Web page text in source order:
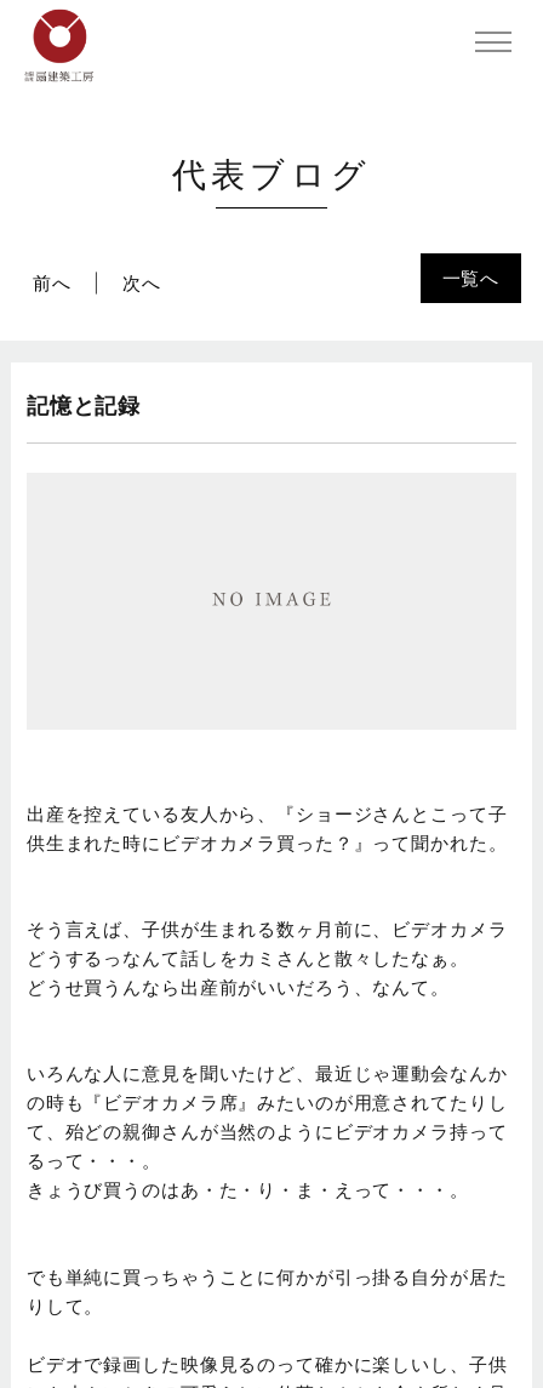
代表ブログ
一覧へ
前へ 次へ
記憶と記録
出産を控えている友人から、『ショージさんとこって子
供生まれた時にビデオカメラ買った？』って聞かれた。
そう言えば、子供が生まれる数ヶ月前に、ビデオカメラ
どうするっなんて話しをカミさんと散々したなぁ。
どうせ買うんなら出産前がいいだろう、なんて。
いろんな人に意見を聞いたけど、最近じゃ運動会なんか
の時も『ビデオカメラ席』みたいのが用意されてたりし
て、殆どの親御さんが当然のようにビデオカメラ持って
るって・・・。
きょうび買うのはあ・た・り・ま・えって・・・。
でも単純に買っちゃうことに何かが引っ掛る自分が居た
りして。
ビデオで録画した映像見るのって確かに楽しいし、子供